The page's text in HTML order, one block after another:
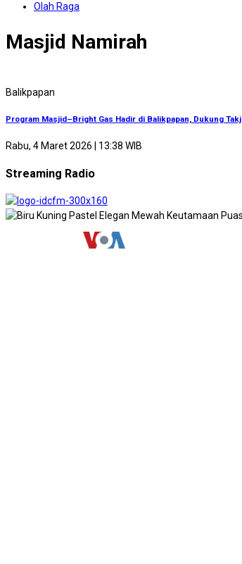
Olah Raga
Masjid Namirah
Balikpapan
Program Masjid–Bright Gas Hadir di Balikpapan, Dukung
Rabu, 4 Maret 2026 | 13:38 WIB
Streaming Radio